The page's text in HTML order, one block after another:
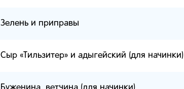
Зелень и приправы
Сыр «Тильзитер» и адыгейский (для начинки)